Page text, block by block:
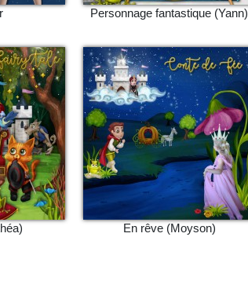
Personnage fantastique (Yann)
En rêve (Moyson)